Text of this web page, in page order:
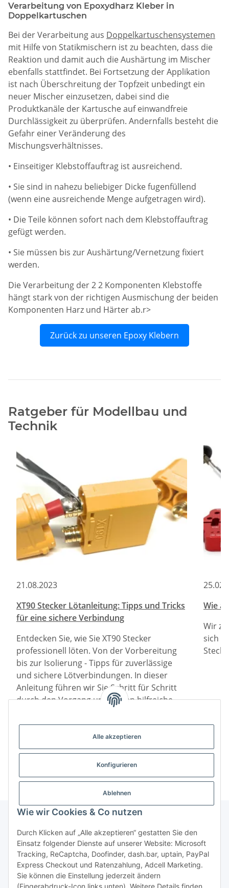
Alle akzeptieren
Konfigurieren
Ablehnen
Wie wir Cookies & Co nutzen
Durch Klicken auf „Alle akzeptieren“ gestatten Sie den
Einsatz folgender Dienste auf unserer Website: Microsoft
Tracking, ReCaptcha, Doofinder, dash.bar, uptain, PayPal
Express Checkout und Ratenzahlung, Adcell Marketing.
Sie können die Einstellung jederzeit ändern
(Fingerabdruck-Icon links unten). Weitere Details finden
Verarbeitung von Epoxydharz Kleber in
Doppelkartuschen
Bei der Verarbeitung aus Doppelkartuschensystemen
mit Hilfe von Statikmischern ist zu beachten, dass die
Reaktion und damit auch die Aushärtung im Mischer
ebenfalls stattfindet. Bei Fortsetzung der Applikation
ist nach Überschreitung der Topfzeit unbedingt ein
neuer Mischer einzusetzen, dabei sind die
Produktkanäle der Kartusche auf einwandfreie
Durchlässigkeit zu überprüfen. Andernfalls besteht die
Gefahr einer Veränderung des
Mischungsverhältnisses.
• Einseitiger Klebstoffauftrag ist ausreichend.
• Sie sind in nahezu beliebiger Dicke fugenfüllend
(wenn eine ausreichende Menge aufgetragen wird).
• Die Teile können sofort nach dem Klebstoffauftrag
gefügt werden.
• Sie müssen bis zur Aushärtung/Vernetzung fixiert
werden.
Die Verarbeitung der 2 2 Komponenten Klebstoffe
hängt stark von der richtigen Ausmischung der beiden
Komponenten Harz und Härter ab.r>
Zurück zu unseren Epoxy Klebern
Ratgeber für Modellbau und
Technik
21.08.2023
XT90 Stecker Lötanleitung: Tipps und Tricks
für eine sichere Verbindung
Entdecken Sie, wie Sie XT90 Stecker
professionell löten. Von der Vorbereitung
bis zur Isolierung - Tipps für zuverlässige
und sichere Lötverbindungen. In dieser
Anleitung führen wir Sie Schritt für Schritt
durch den Vorgang und bieten hilfreiche
Verbindungen zuverlässig sind.
Weiter
Wie
Wir
sich
Vertrag widerrufen
* Alle Preise inkl. gesetzlicher MwSt., zzgl.
* gilt für Lieferungen innerhalb Deutschlands, Lieferzeiten